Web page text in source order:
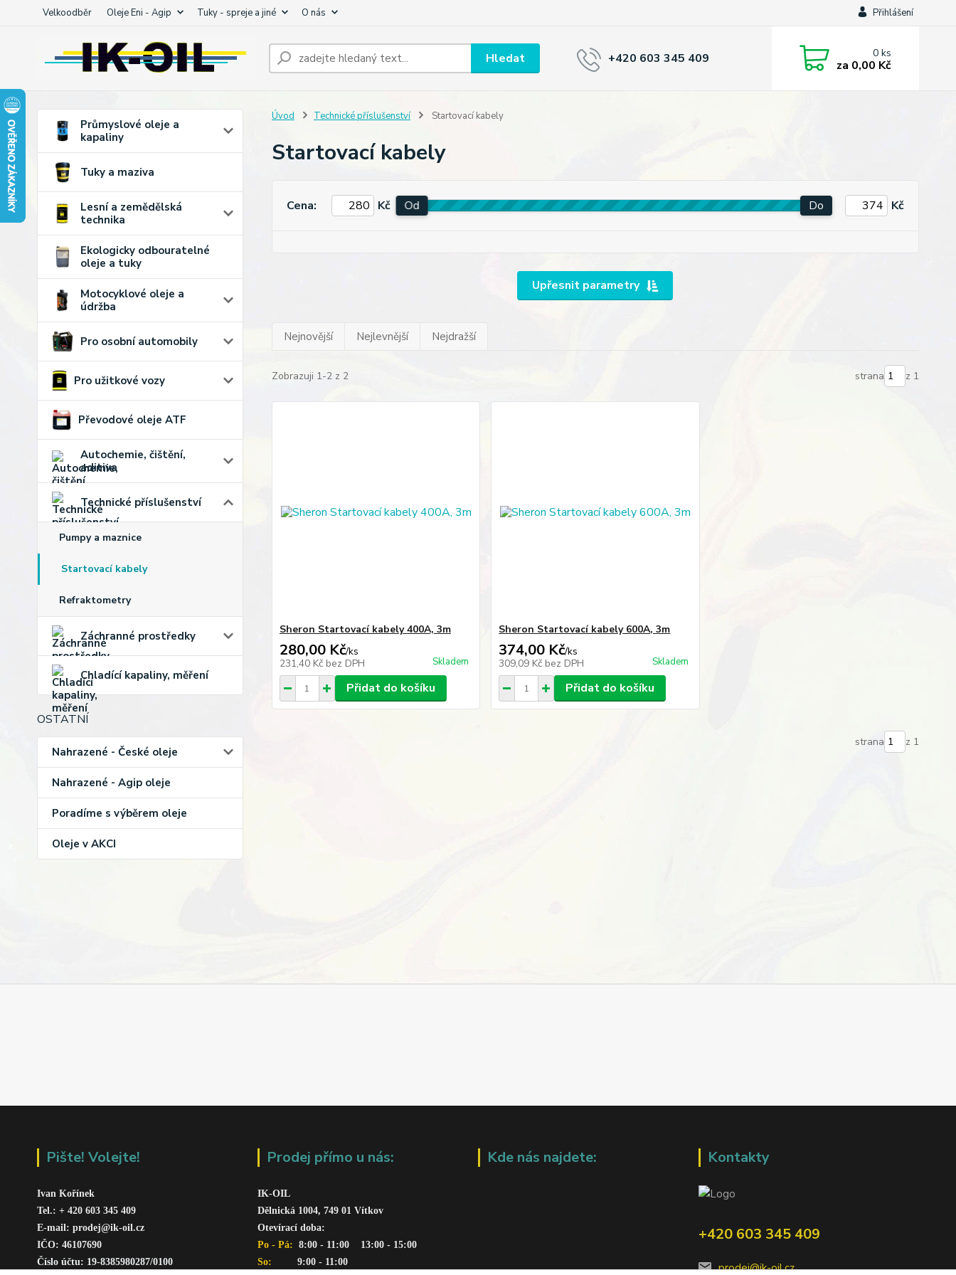
Velkoodběr Oleje Eni - Agip Tuky - spreje a jiné O nás Přihlášení
Hledat +420 603 345 409 0ks
za 0,00 Kč
Průmyslové oleje a
kapaliny
Tuky a maziva
Lesní a zemědělská
technika
Ekologicky odbouratelné
oleje a tuky
Motocyklové oleje a
údržba
Pro osobní automobily
Pro užitkové vozy
Převodové oleje ATF
Autochemie, čištění,
aditiva
Technické příslušenství
Pumpy a maznice
Startovací kabely
Refraktometry
Záchranné prostředky
Chladící kapaliny, měření
OSTATNÍ
Nahrazené - České oleje
Nahrazené - Agip oleje
Poradíme s výběrem oleje
Oleje v AKCI
Úvod Technické příslušenství Startovací kabely
Startovací kabely
Upřesnit parametry
Cena: Kč Od Do Kč
Nejnovější Nejlevnější Nejdražší
Zobrazuji 1-2 z 2 strana z 1
Sheron Startovací kabely 400A, 3m
280,00 Kč/ks
231,40 Kč bez DPH Skladem
Přidat do košíku
Sheron Startovací kabely 600A, 3m
374,00 Kč/ks
309,09 Kč bez DPH Skladem
Přidat do košíku
strana z 1
Pište! Volejte!
Ivan Kořínek
Tel.: + 420 603 345 409
E-mail: prodej@ik-oil.cz
IČO: 46107690
Číslo účtu: 19-8385980287/0100
Prodej přímo u nás:
IK-OIL
Dělnická 1004, 749 01 Vítkov
Otevírací doba:
Po - Pá: 8:00 - 11:00    13:00 - 15:00
So:
      9:00 - 11:00
Kde nás najdete: Kontakty
+420 603 345 409
prodej@ik-oil.cz